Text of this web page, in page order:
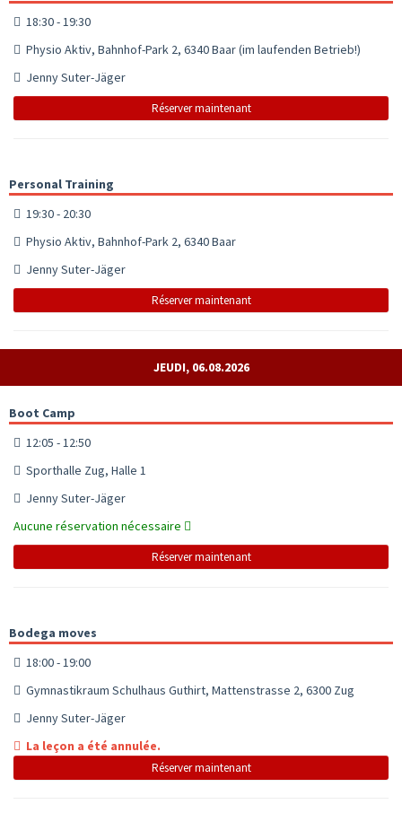
18:30 - 19:30
Physio Aktiv, Bahnhof-Park 2, 6340 Baar (im laufenden Betrieb!)
Jenny Suter-Jäger
Réserver maintenant
Personal Training
19:30 - 20:30
Physio Aktiv, Bahnhof-Park 2, 6340 Baar
Jenny Suter-Jäger
Réserver maintenant
JEUDI, 06.08.2026
Boot Camp
12:05 - 12:50
Sporthalle Zug, Halle 1
Jenny Suter-Jäger
Aucune réservation nécessaire
Réserver maintenant
Bodega moves
18:00 - 19:00
Gymnastikraum Schulhaus Guthirt, Mattenstrasse 2, 6300 Zug
Jenny Suter-Jäger
La leçon a été annulée.
Réserver maintenant